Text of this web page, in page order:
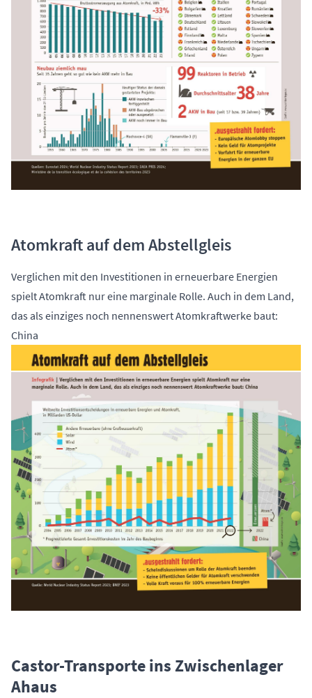
Atomkraft auf dem Abstellgleis
Verglichen mit den Investitionen in erneuerbare Energien
spielt Atomkraft nur eine marginale Rolle. Auch in dem Land,
das als einziges noch nennenswert Atomkraftwerke baut:
China
Castor-Transporte ins Zwischenlager
Ahaus